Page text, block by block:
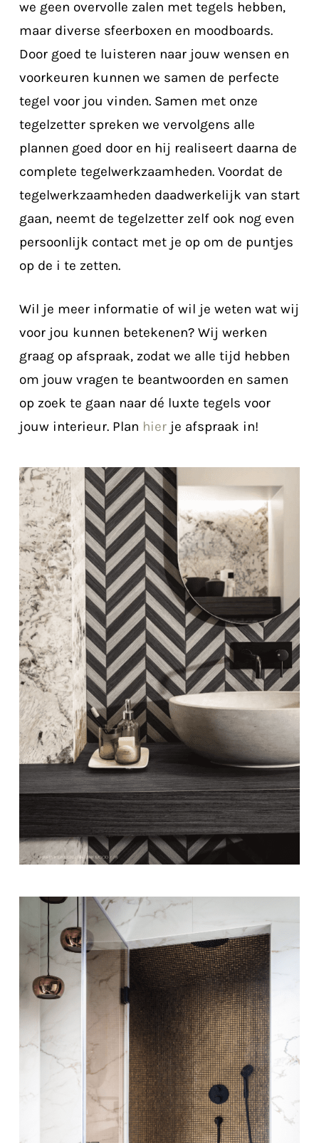
we geen overvolle zalen met tegels hebben,
maar diverse sfeerboxen en moodboards.
Door goed te luisteren naar jouw wensen en
voorkeuren kunnen we samen de perfecte
tegel voor jou vinden. Samen met onze
tegelzetter spreken we vervolgens alle
plannen goed door en hij realiseert daarna de
complete tegelwerkzaamheden. Voordat de
tegelwerkzaamheden daadwerkelijk van start
gaan, neemt de tegelzetter zelf ook nog even
persoonlijk contact met je op om de puntjes
op de i te zetten.
Wil je meer informatie of wil je weten wat wij
voor jou kunnen betekenen? Wij werken
graag op afspraak, zodat we alle tijd hebben
om jouw vragen te beantwoorden en samen
op zoek te gaan naar dé luxte tegels voor
jouw interieur. Plan hierje afspraak in!